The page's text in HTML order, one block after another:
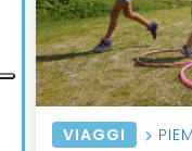
VIAGGI